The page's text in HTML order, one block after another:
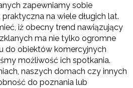
zapewniamy sobie
na wiele długich lat.
iż obecny trend nawiązujący
ma nie tylko ogromne
do obiektów komercyjnych
możliwość ich spotkania.
naszych domach czy innych
do poznania lub